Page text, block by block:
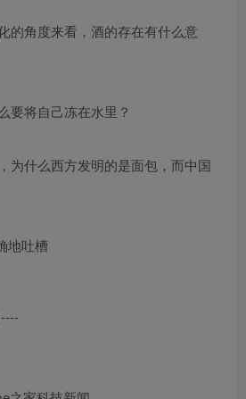
的角度来看，酒的存在有什么意
要将自己冻在水里？
为什么西方发明的是面包，而中国
地吐槽